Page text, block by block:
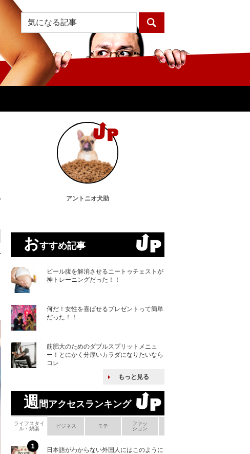
アントニオ犬助
おすすめ記事
ビール腹を解消させるニートゥチェストが
神トレーニングだった！！
何だ！女性を喜ばせるプレゼントって簡単
だった！！
筋肥大のためのダブルスプリットメニュ
ー！とにかく分厚いカラダになりたいなら
コレ
もっと見る
週間アクセスランキング
ライフスタイ
ル・娯楽
ビジネス モテ
ファッ
ション
日本語がわからない外国人にはこのように